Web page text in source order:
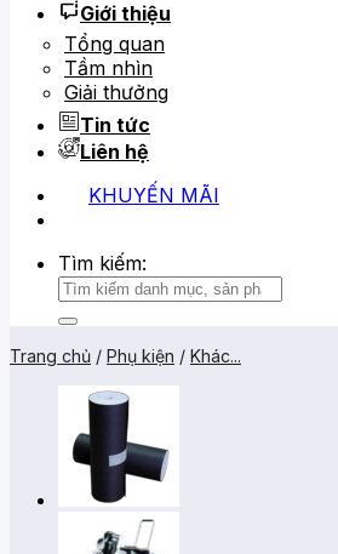
Giới thiệu
Tổng quan
Tầm nhìn
Giải thưởng
Tin tức
Liên hệ
KHUYẾN MÃI
Tìm kiếm:
Trang chủ / Phụ kiện / Khác...